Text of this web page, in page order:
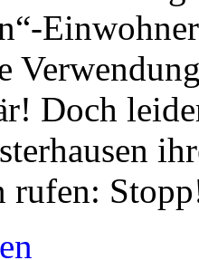
Doch
rufen: